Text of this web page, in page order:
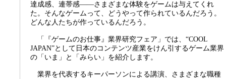
達成感、連帯感——さまざまな体験をゲームは与えてくれ
た。そんなゲームって、どうやって作られているんだろう。
どんな人たちが作っているんだろう。
「『ゲームのお仕事』業界研究フェア」では、“COOL
JAPAN”として日本のコンテンツ産業をけん引するゲーム業界
の「いま」と「みらい」を紹介します。
業界を代表するキーパーソンによる講演、さまざまな職種